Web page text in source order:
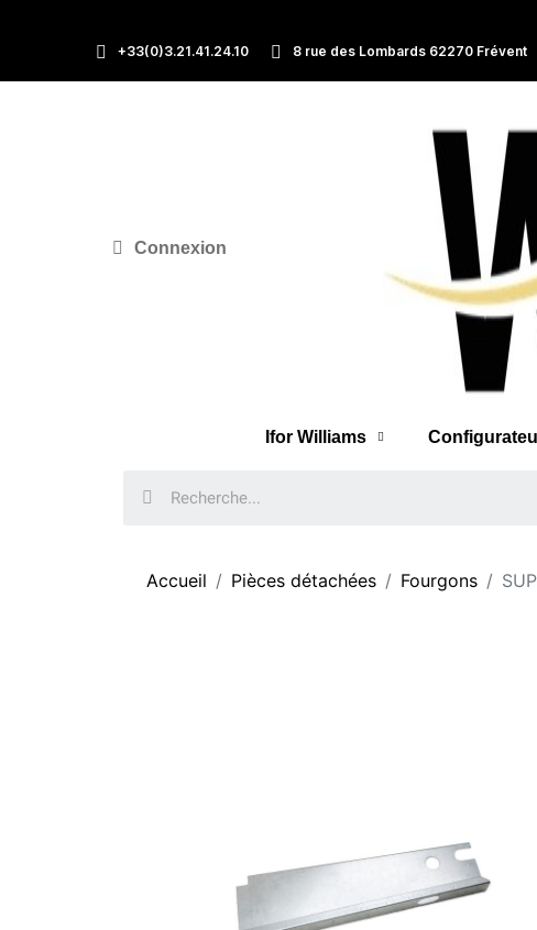
+33(0)3.21.41.24.10 8 rue des Lombards 62270 Frévent
Connexion
Ifor Williams
Accueil Pièces détachées Fourgons